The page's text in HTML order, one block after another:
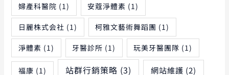
婦產科醫院 (1) 安蔻淨體素 (1)
日麗株式会社 (1) 柯雅文藝術舞蹈團 (1)
淨體素 (1) 牙醫診所 (1) 玩美牙醫團隊 (1)
福康 (1) 站群行銷策略 (3) 網站維護 (2)